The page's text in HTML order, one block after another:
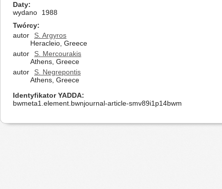
Daty
wydano
1988
Twórcy
autor
S. Argyros
Heracleio, Greece
autor
S. Mercourakis
Athens, Greece
autor
S. Negrepontis
Athens, Greece
Identyfikator YADDA
bwmeta1.element.bwnjournal-article-smv89i1p14bwm